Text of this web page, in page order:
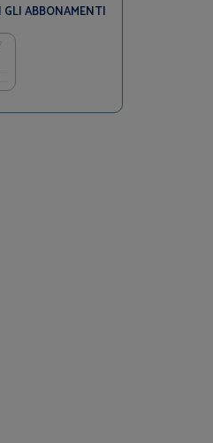
GLI ABBONAMENTI